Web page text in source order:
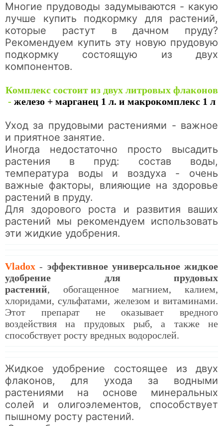
Многие прудоводы задумываются - какую
лучше купить подкормку для растений,
которые растут в дачном пруду?
Рекомендуем купить эту новую прудовую
подкормку состоящую из двух
компонентов.
Комплекс состоит из двух литровых флаконов
- железо + марганец 1 л. и макрокомплекс 1 л
Уход за прудовыми растениями - важное
и приятное занятие.
Иногда недостаточно просто высадить
растения в пруд: состав воды,
температура воды и воздуха - очень
важные факторы, влияющие на здоровье
растений в пруду.
Для здорового роста и развития ваших
растений мы рекомендуем использовать
эти жидкие удобрения.
Vladox - эффективное универсальное жидкое
удобрение для прудовых
растений, обогащенное магнием, калием,
хлоридами, сульфатами, железом и витаминами.
Этот препарат не оказывает вредного
воздействия на прудовых рыб, а также не
способствует росту вредных водорослей.
Жидкое удобрение состоящее из двух
флаконов, для ухода за водными
растениями на основе минеральных
солей и олигоэлементов, способствует
пышному росту растений.